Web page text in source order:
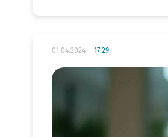
01.04.2024 17:29